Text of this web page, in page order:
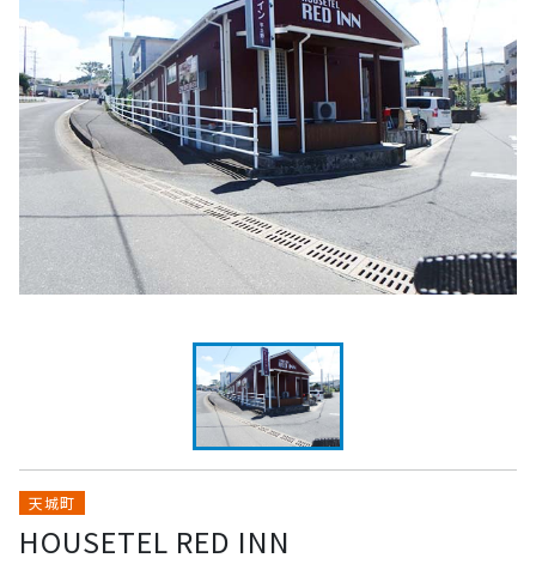
天城町
HOUSETEL RED INN